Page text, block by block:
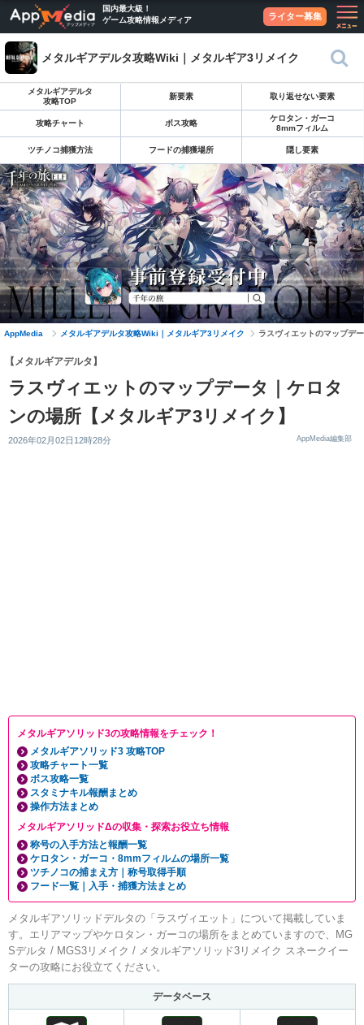
国内最大級！
ゲーム攻略情報メディア
ライター募集
メタルギアデルタ攻略Wiki｜メタルギア3リメイク
メタルギアデルタ
攻略TOP
新要素 取り返せない要素
攻略チャート ボス攻略
ケロタン・ガーコ
8mmフィルム
ツチノコ捕獲方法 フードの捕獲場所 隠し要素
AppMedia メタルギアデルタ攻略Wiki｜メタルギア3リメイク ラスヴィエットのマップデ
【メタルギアデルタ】
ラスヴィエットのマップデータ｜ケロタ
ンの場所【メタルギア3リメイク】
2026年02月02日12時28分 AppMedia編集部
メタルギアソリッド3の攻略情報をチェック！
メタルギアソリッド3 攻略TOP
攻略チャート一覧
ボス攻略一覧
スタミナキル報酬まとめ
操作方法まとめ
メタルギアソリッドΔの収集・探索お役立ち情報
称号の入手方法と報酬一覧
ケロタン・ガーコ・8mmフィルムの場所一覧
ツチノコの捕まえ方｜称号取得手順
フード一覧｜入手・捕獲方法まとめ
メタルギアソリッドデルタの「ラスヴィエット」について掲載していま
す。エリアマップやケロタン・ガーコの場所をまとめていますので、MG
Sデルタ / MGS3リメイク / メタルギアソリッド3リメイク スネークイー
ターの攻略にお役立てください。
データベース